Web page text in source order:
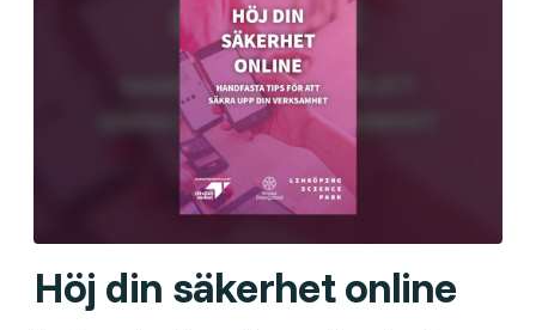
Höj din säkerhet online